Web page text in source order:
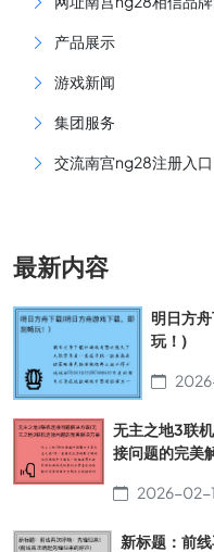
产品展示
游戏新闻
集团服务
交流南宫ng28注册入口
最新内容
明日方
玩！)
无主之地3联
接问题的完美
2026-02-
新标题：前